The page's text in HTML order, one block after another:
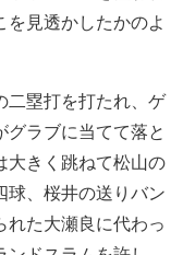
見透かしたかのよ
二塁打を打たれ、ゲ
ラブに当てて落と
大きく跳ねて松山の
球、桜井の送りバン
れた大瀬良に代わっ